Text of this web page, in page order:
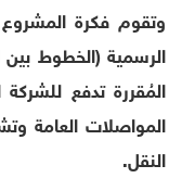
وتقوم فكرة
المُقررة تدفع
المواصلات العامة
النقل.